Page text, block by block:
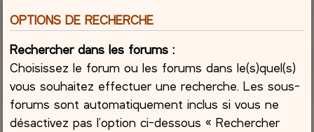
OPTIONS DE RECHERCHE
Rechercher dans les forums :
Choisissez le forum ou les forums dans le(s)quel(s)
vous souhaitez effectuer une recherche. Les sous-
forums sont automatiquement inclus si vous ne
désactivez pas l’option ci-dessous « Rechercher